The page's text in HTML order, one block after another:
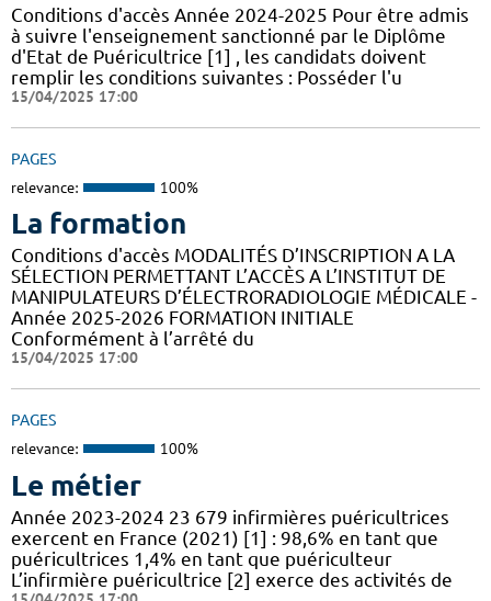
Conditions d'accès Année 2024-2025 Pour être admis
à suivre l'enseignement sanctionné par le Diplôme
d'Etat de Puéricultrice [1] , les candidats doivent
remplir les conditions suivantes : Posséder l'u
15/04/2025 17:00
PAGES
relevance: 100%
La formation
Conditions d'accès MODALITÉS D’INSCRIPTION A LA
SÉLECTION PERMETTANT L’ACCÈS A L’INSTITUT DE
MANIPULATEURS D’ÉLECTRORADIOLOGIE MÉDICALE -
Année 2025-2026 FORMATION INITIALE
Conformément à l’arrêté du
15/04/2025 17:00
PAGES
relevance: 100%
Le métier
Année 2023-2024 23 679 infirmières puéricultrices
exercent en France (2021) [1] : 98,6% en tant que
puéricultrices 1,4% en tant que puériculteur
L’infirmière puéricultrice [2] exerce des activités de